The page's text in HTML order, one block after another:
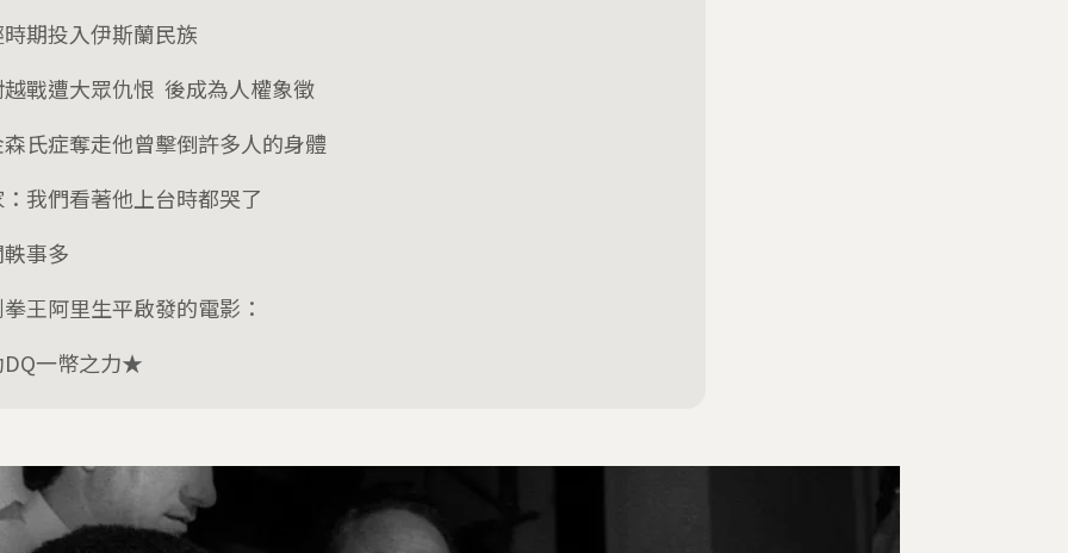
期投入伊斯蘭民族
戰遭大眾仇恨 後成為人權象徵
氏症奪走他曾擊倒許多人的身體
我們看著他上台時都哭了
事多
王阿里生平啟發的電影：
一幣之力★